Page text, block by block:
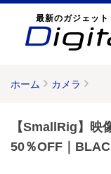
最新のガジェット
ホーム カメラ
【SmallRig】映
50％OFF｜